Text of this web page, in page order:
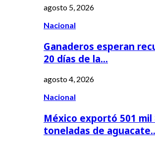
agosto 5, 2026
Nacional
Ganaderos esperan
20 días de la…
agosto 4, 2026
Nacional
México exportó 501 mil
toneladas de